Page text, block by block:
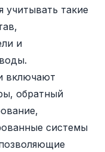
учитывать такие
и
включают
обратный
системы